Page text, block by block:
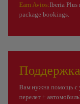
Earn Avios:Iberia Plus
package bookings.
Вам нужна помощь с
перелет +